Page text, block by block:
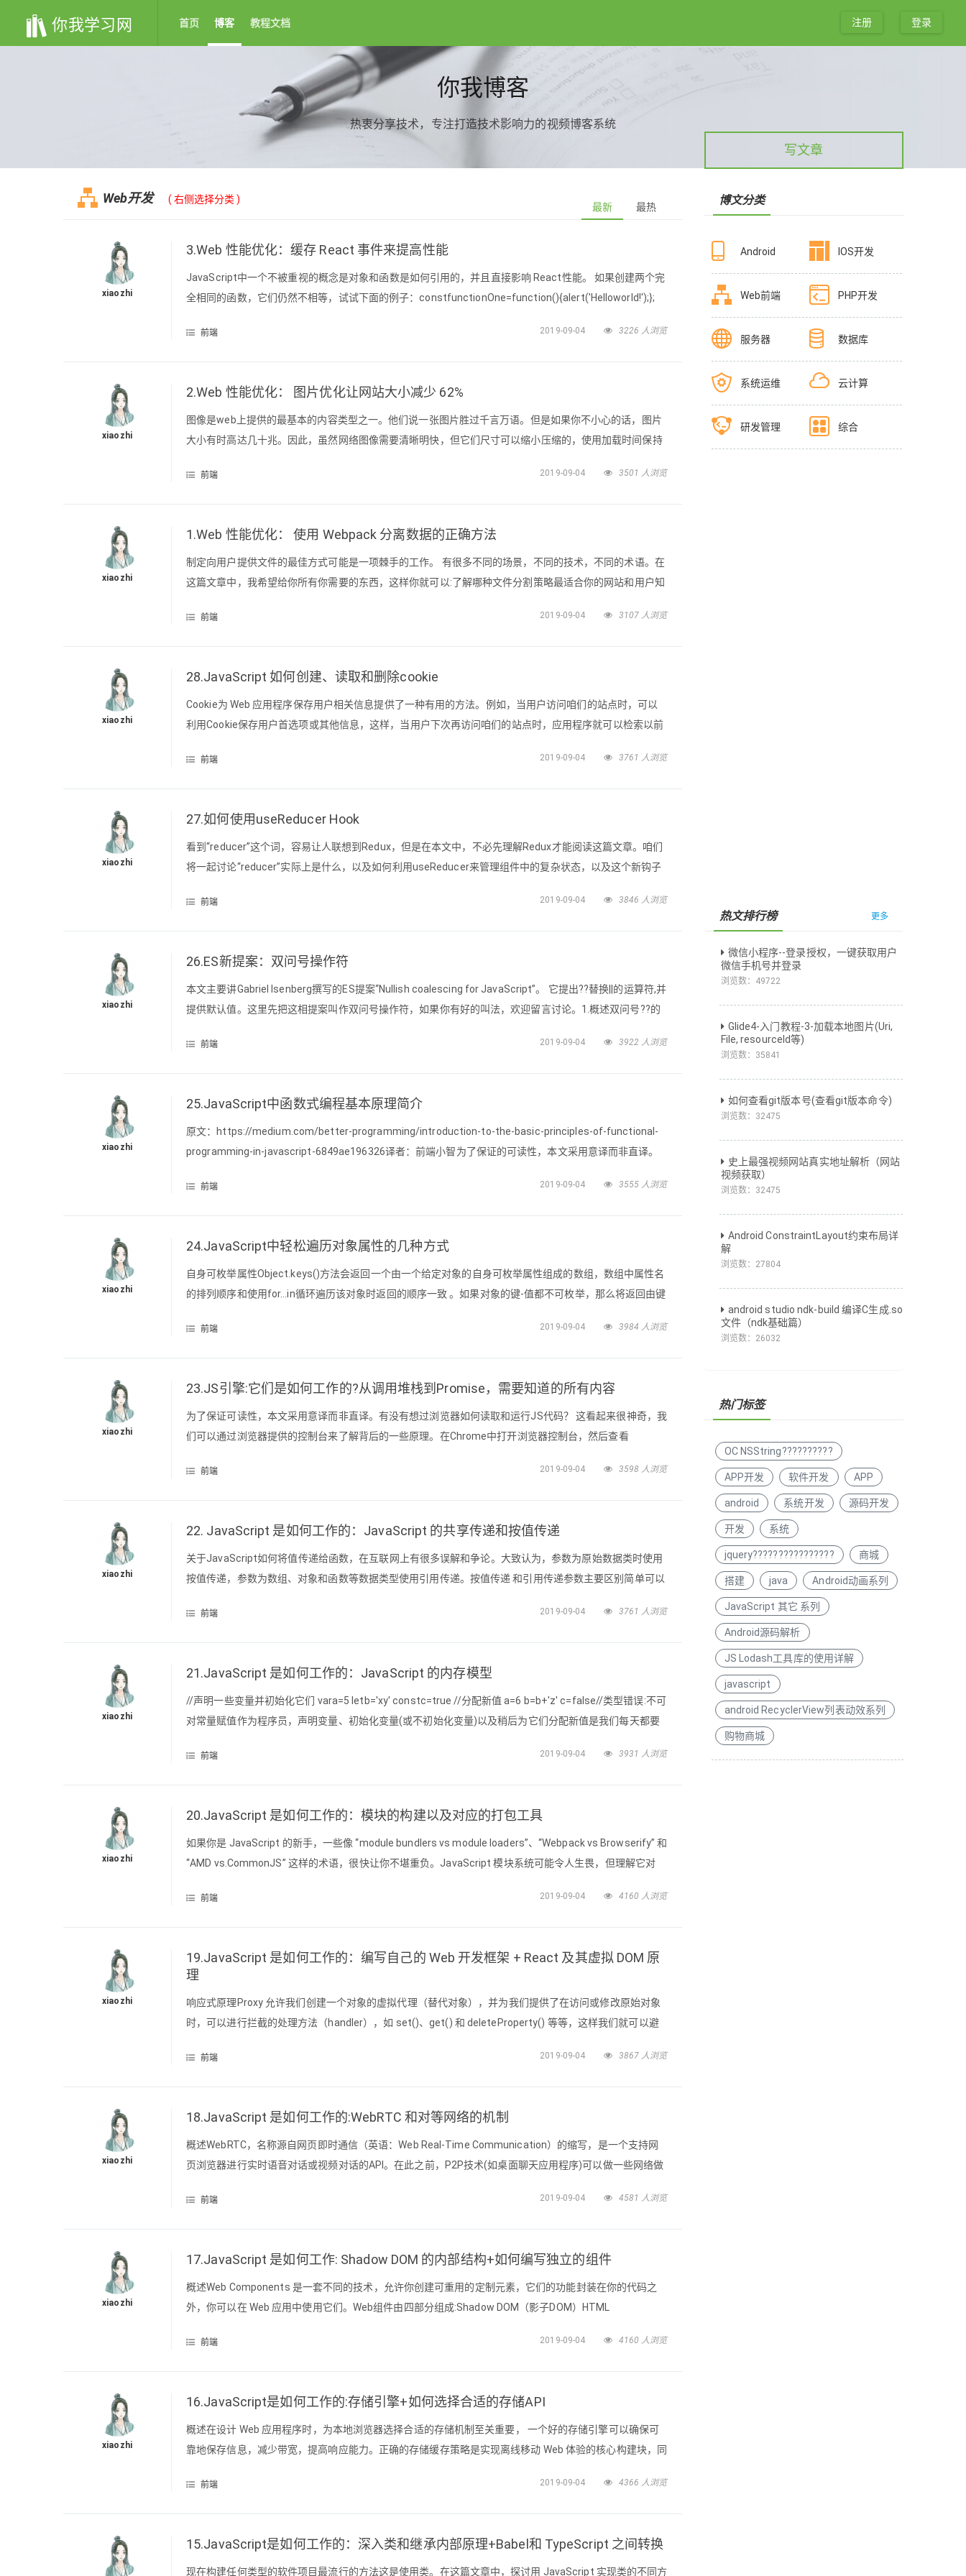
你我学习网 首页 博客 教程文档 登录
注册
你我博客
热衷分享技术，专注打造技术影响力的视频博客系统
Web开发 ( 右侧选择分类 )
最新 最热
xiaozhi
3.Web 性能优化：缓存 React 事件来提高性能
JavaScript中一个不被重视的概念是对象和函数是如何引用的，并且直接影响 React性能。 如果创建两个完
全相同的函数，它们仍然不相等，试试下面的例子：constfunctionOne=function(){alert('Helloworld!');};
前端 2019-09-04 3226 人浏览
xiaozhi
2.Web 性能优化： 图片优化让网站大小减少 62%
图像是web上提供的最基本的内容类型之一。他们说一张图片胜过千言万语。但是如果你不小心的话，图片
大小有时高达几十兆。因此，虽然网络图像需要清晰明快，但它们尺寸可以缩小压缩的，使用加载时间保持
到我提供的图像比它们需要的大(在分辨率方面)，显然，还有很多改进的空间。我开始阅读 Addy Osmani
前端 2019-09-04 3501 人浏览
xiaozhi
1.Web 性能优化： 使用 Webpack 分离数据的正确方法
制定向用户提供文件的最佳方式可能是一项棘手的工作。 有很多不同的场景，不同的技术，不同的术语。在
这篇文章中，我希望给你所有你需要的东西，这样你就可以:了解哪种文件分割策略最适合你的网站和用户知
Webpack 文件分离包括两个部分，一个是 Bundle splitting，一个是 Code
前端 2019-09-04 3107 人浏览
xiaozhi
28.JavaScript 如何创建、读取和删除cookie
Cookie为 Web 应用程序保存用户相关信息提供了一种有用的方法。例如，当用户访问咱们的站点时，可以
利用Cookie保存用户首选项或其他信息，这样，当用户下次再访问咱们的站点时，应用程序就可以检索以前
间传递。用户每次访问站点时，Web 应用程序都可以读取 Cookie 包含的信息。C
前端 2019-09-04 3761 人浏览
xiaozhi
27.如何使用useReducer Hook
看到“reducer”这个词，容易让人联想到Redux，但是在本文中，不必先理解Redux才能阅读这篇文章。咱们
将一起讨论“reducer”实际上是什么，以及如何利用useReducer来管理组件中的复杂状态，以及这个新钩子
“reducer”是什么。 如果不熟悉，“reducer”大概是一
前端 2019-09-04 3846 人浏览
xiaozhi
26.ES新提案：双问号操作符
本文主要讲Gabriel Isenberg撰写的ES提案“Nullish coalescing for JavaScript”。 它提出??替换||的运算符,并
提供默认值。这里先把这相提案叫作双问号操作符，如果你有好的叫法，欢迎留言讨论。1.概述双问号??的
下:>undefined?
前端 2019-09-04 3922 人浏览
xiaozhi
25.JavaScript中函数式编程基本原理简介
原文：https://medium.com/better-programming/introduction-to-the-basic-principles-of-functional-
programming-in-javascript-6849ae196326译者：前端小智为了保证的可读性，本文采用意译而非直译。
前端 2019-09-04 3555 人浏览
xiaozhi
24.JavaScript中轻松遍历对象属性的几种方式
自身可枚举属性Object.keys()方法会返回一个由一个给定对象的自身可枚举属性组成的数组，数组中属性名
的排列顺序和使用for...in循环遍历该对象时返回的顺序一致 。如果对象的键-值都不可枚举，那么将返回由键
性的例子，Object.keys()只返回自己的属性键：letsimpleColors={
前端 2019-09-04 3984 人浏览
xiaozhi
23.JS引擎:它们是如何工作的?从调用堆栈到Promise，需要知道的所有内容
为了保证可读性，本文采用意译而非直译。有没有想过浏览器如何读取和运行JS代码？ 这看起来很神奇，我
们可以通过浏览器提供的控制台来了解背后的一些原理。在Chrome中打开浏览器控制台，然后查看
件。 最受欢迎的JS 引擎是V8，由 Google Chrome 和 Node.j s使用，Sp
前端 2019-09-04 3598 人浏览
xiaozhi
22. JavaScript 是如何工作的：JavaScript 的共享传递和按值传递
关于JavaScript如何将值传递给函数，在互联网上有很多误解和争论。大致认为，参数为原始数据类时使用
按值传递，参数为数组、对象和函数等数据类型使用引用传递。按值传递 和引用传递参数主要区别简单可以
但答案是 JavaScript 对所有数据类型都使用按值传递。它对数组和对象使用按值传递，但这是在的共享传
前端 2019-09-04 3761 人浏览
xiaozhi
21.JavaScript 是如何工作的：JavaScript 的内存模型
//声明一些变量并初始化它们 vara=5 letb='xy' constc=true //分配新值 a=6 b=b+'z' c=false//类型错误:不可
对常量赋值作为程序员，声明变量、初始化变量(或不初始化变量)以及稍后为它们分配新值是我们每天都要
前端 2019-09-04 3931 人浏览
xiaozhi
20.JavaScript 是如何工作的：模块的构建以及对应的打包工具
如果你是 JavaScript 的新手，一些像 “module bundlers vs module loaders”、“Webpack vs Browserify” 和
“AMD vs.CommonJS” 这样的术语，很快让你不堪重负。JavaScript 模块系统可能令人生畏，但理解它对
这对你
前端 2019-09-04 4160 人浏览
xiaozhi
19.JavaScript 是如何工作的：编写自己的 Web 开发框架 + React 及其虚拟 DOM 原
理
响应式原理Proxy 允许我们创建一个对象的虚拟代理（替代对象），并为我们提供了在访问或修改原始对象
时，可以进行拦截的处理方法（handler），如 set()、get() 和 deleteProperty() 等等，这样我们就可以避
组的更新检测Proxyletproxy=newProx
前端 2019-09-04 3867 人浏览
xiaozhi
18.JavaScript 是如何工作的:WebRTC 和对等网络的机制
概述WebRTC，名称源自网页即时通信（英语：Web Real-Time Communication）的缩写，是一个支持网
页浏览器进行实时语音对话或视频对话的API。在此之前，P2P技术(如桌面聊天应用程序)可以做一些网络做
app 之间可以不借助中间媒介的情况下，建立浏览器之间点对点的连接
前端 2019-09-04 4581 人浏览
xiaozhi
17.JavaScript 是如何工作: Shadow DOM 的内部结构+如何编写独立的组件
概述Web Components 是一套不同的技术，允许你创建可重用的定制元素，它们的功能封装在你的代码之
外，你可以在 Web 应用中使用它们。Web组件由四部分组成:Shadow DOM（影子DOM）HTML
解Shadow DOM（影子DOM）Shadow DOM
前端 2019-09-04 4160 人浏览
xiaozhi
16.JavaScript是如何工作的:存储引擎+如何选择合适的存储API
概述在设计 Web 应用程序时，为本地浏览器选择合适的存储机制至关重要， 一个好的存储引擎可以确保可
靠地保存信息，减少带宽，提高响应能力。正确的存储缓存策略是实现离线移动 Web 体验的核心构建块，同
该使用哪种存储引擎。数据模型数据存储模型确定数据在内部的组织方式,这会影响 Web 应用程序的整
前端 2019-09-04 4366 人浏览
15.JavaScript是如何工作的：深入类和继承内部原理+Babel和 TypeScript 之间转换
现在构建任何类型的软件项目最流行的方法这是使用类。在这篇文章中，探讨用 JavaScript 实现类的不同方
写文章
博文分类
Android IOS开发
Web前端 PHP开发
服务器 数据库
系统运维 云计算
研发管理 综合
热文排行榜 更多
微信小程序--登录授权，一键获取用户
微信手机号并登录
浏览数： 49722
Glide4-入门教程-3-加载本地图片(Uri,
File, resourceId等)
浏览数： 35841
如何查看git版本号(查看git版本命令)
浏览数： 32475
史上最强视频网站真实地址解析（网站
视频获取）
浏览数： 32475
Android ConstraintLayout约束布局详
解
浏览数： 27804
android studio ndk-build 编译C生成.so
文件（ndk基础篇）
浏览数： 26032
热门标签
OC NSString??????????
APP开发 软件开发 APP
android 系统开发 源码开发
开发 系统
jquery???????????????? 商城
搭建 java Android动画系列
JavaScript 其它 系列
Android源码解析
JS Lodash工具库的使用详解
javascript
android RecyclerView列表动效系列
购物商城